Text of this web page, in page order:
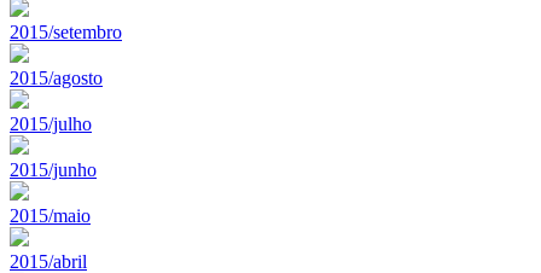
2015/setembro
2015/agosto
2015/julho
2015/junho
2015/maio
2015/abril